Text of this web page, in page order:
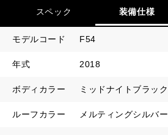
スペック 装備仕様
モデルコード F54
年式 2018
ボディカラー ミッドナイトブラック
ルーフカラー メルティングシルバー